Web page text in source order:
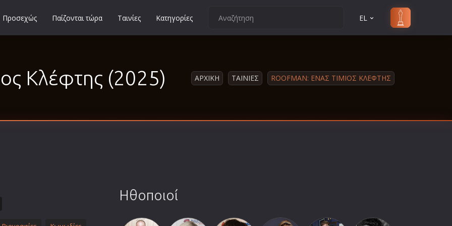
Μικρού Μήκους
Προσεχώς Παίζονται τώρα Ταινίες Κατηγορίες EL
Κλέφτης (2025) ΑΡΧΙΚΗ ΤΑΙΝΙΕΣ ROOFMAN: ΕΝΑΣ ΤΙΜΙΟΣ ΚΛΕΦΤΗΣ
Ηθοποιοί